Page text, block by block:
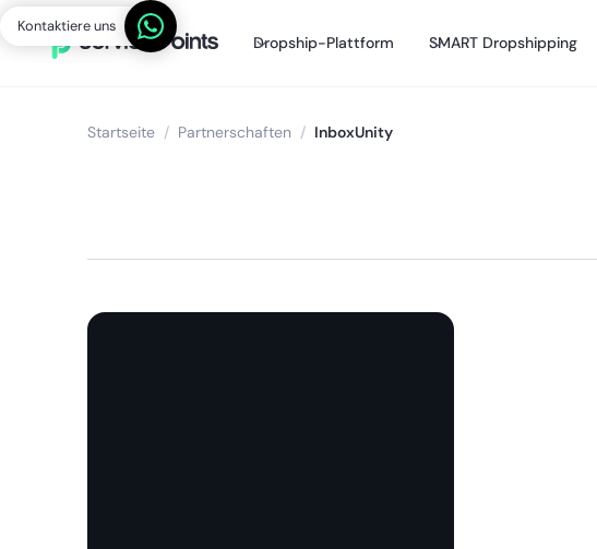
Kontaktiere uns
Dropship-Plattform SMART Dropshipping
Startseite / Partnerschaften / InboxUnity